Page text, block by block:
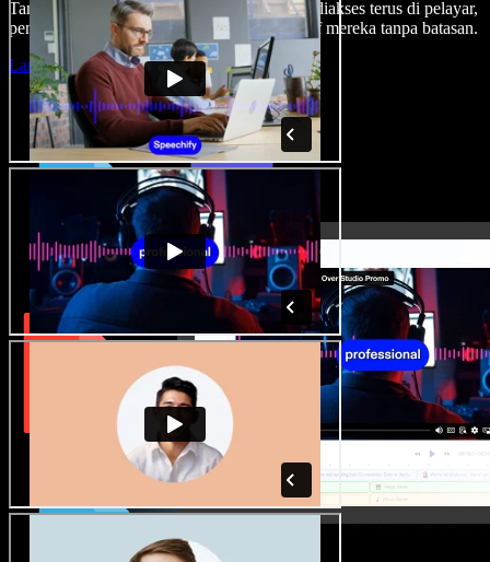
Tanpa keluk pembelajaran dan semua boleh diakses terus di pelayar,
pencipta boleh realisasikan segala idea kreatif mereka tanpa batasan.
Lancarkan Studio